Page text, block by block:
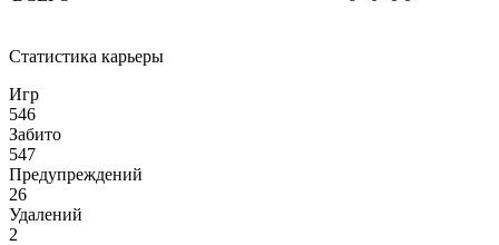
Статистика карьеры
Игр
546
Забито
547
Предупреждений
26
Удалений
2